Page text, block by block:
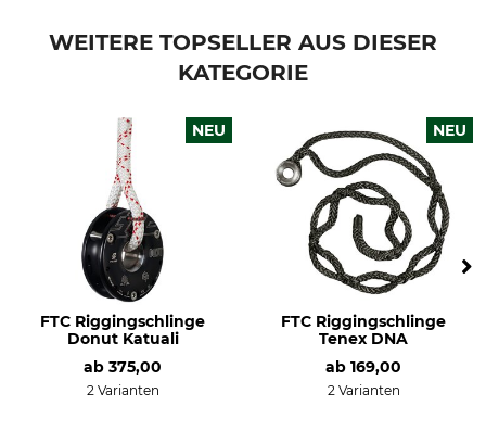
Modellbezeichnung
Made in France
Gewicht
350 g
WEITERE TOPSELLER AUS DIESER
KATEGORIE
NEU
FTC Riggingschlinge
Donut Katuali
ab 375,00
2 Varianten
NEU
FTC Riggingschlinge
Tenex DNA
ab 169,00
2 Varianten